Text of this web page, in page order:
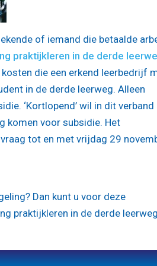
of iemand die betaalde
praktijkleren in de derde
die een erkend leerbedrijf
in de derde leerweg. Alleen
‘Kortlopend’ wil in dit verband
komen voor subsidie. Het
tot en met vrijdag 29
Dan kunt u voor deze
praktijkleren in de derde